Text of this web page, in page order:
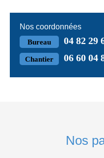
Nos coordonnées
Bureau 04 82 29
Chantier 06 60 04
Nos